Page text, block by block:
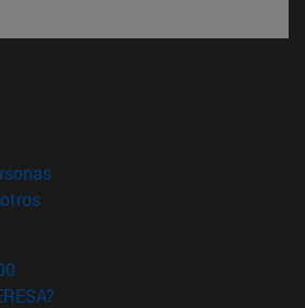
nueva ventana)
(abre en nueva ventana)
(abre en nueva ventana)